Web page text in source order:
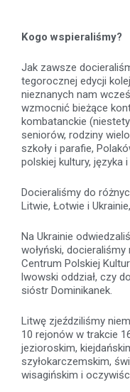
Kogo wspieraliśmy?
Jak zawsze
tegorocznej edycji
nieznanych nam
wzmocnić bieżące
kombatanckie
seniorów, rodziny
szkoły i parafie,
polskiej kultury, języka
Docieraliśmy do
Litwie, Łotwie i
Na Ukrainie
wołyński, docieraliśmy
Centrum Polskiej
lwowski oddział, czy
sióstr Dominikanek.
Litwę zjeździliśmy
10 rejonów w trakcie
jezioroskim,
szyłokarczemskim,
wisagińskim i